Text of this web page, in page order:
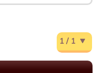
1 / 1